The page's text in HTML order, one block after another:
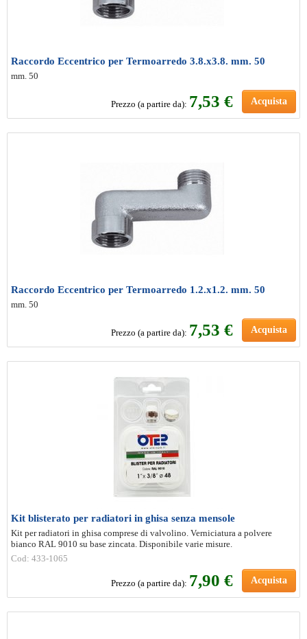
Raccordo Eccentrico per Termoarredo 3.8.x3.8. mm. 50
mm. 50
Prezzo (a partire da): 7,53 € Acquista
Raccordo Eccentrico per Termoarredo 1.2.x1.2. mm. 50
mm. 50
Prezzo (a partire da): 7,53 € Acquista
Kit blisterato per radiatori in ghisa senza mensole
Kit per radiatori in ghisa comprese di valvolino. Verniciatura a polvere
bianco RAL 9010 su base zincata. Disponibile varie misure.
Cod: 433-1065
Prezzo (a partire da): 7,90 € Acquista